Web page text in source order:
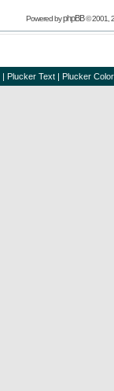
Powered byphpBB© 2001,
| Plucker Text | Plucker Color